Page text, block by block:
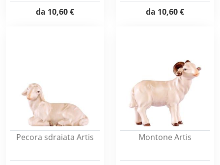
da 10,60 € da 10,60 €
Pecora sdraiata Artis Montone Artis